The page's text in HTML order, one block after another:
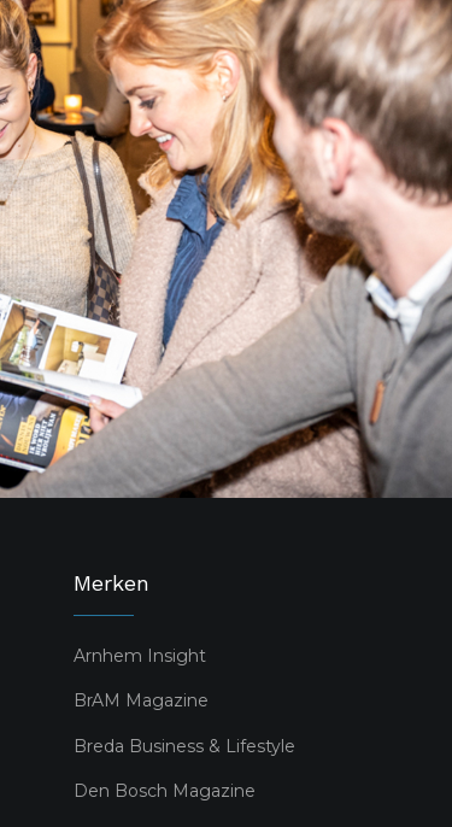
Merken
Arnhem Insight
BrAM Magazine
Breda Business & Lifestyle
Den Bosch Magazine